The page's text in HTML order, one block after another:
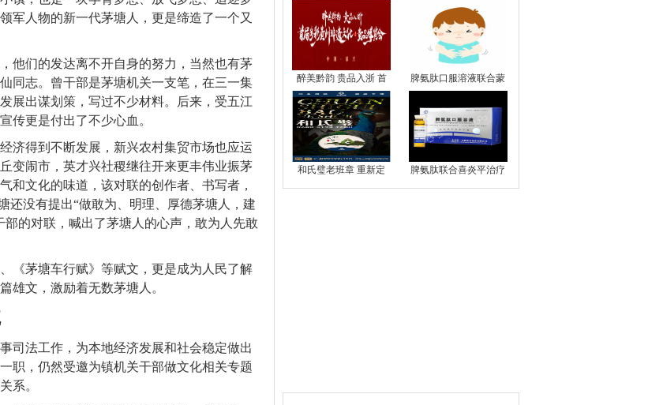
军人物的新一代茅塘人，更是缔造了一个又
他们的发达离不开自身的努力，当然也有茅
同志。曾干部是茅塘机关一支笔，在三一集
展出谋划策，写过不少材料。后来，受五江
传更是付出了不少心血。
济得到不断发展，新兴农村集贸市场也应运
变闹市，英才兴社稷继往开来更丰伟业振茅
和文化的味道，该对联的创作者、书写者，
还没有提出“做敢为、明理、厚德茅塘人，建
的对联，喊出了茅塘人的心声，敢为人先敢
《茅塘车行赋》等赋文，更是成为人民了解
雄文，激励着无数茅塘人。
司法工作，为本地经济发展和社会稳定做出
职，仍然受邀为镇机关干部做文化相关专题
系。
醉美黔韵 贵品入浙 首 脾氨肽口服溶液联合蒙
和氏璧老班章 重新定 脾氨肽联合喜炎平治疗